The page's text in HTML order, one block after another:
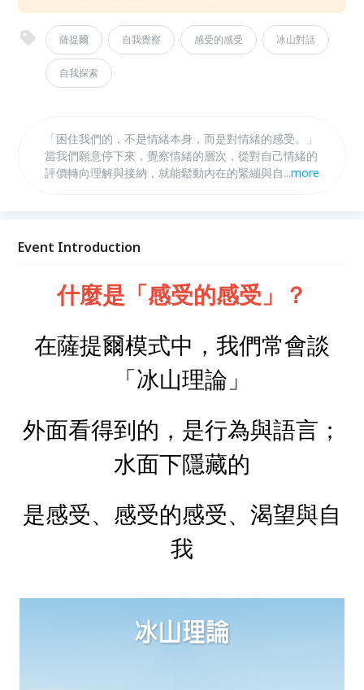
薩提爾 自我覺察 感受的感受 冰山對話
自我探索
「困住我們的，不是情緒本身，而是對情緒的感受。」
當我們願意停下來，覺察情緒的層次，從對自己情緒的
評價轉向理解與接納，就能鬆動內在的緊繃與自我批
的回應方式。
...more
Event Introduction
什麼是「感受的感受」？
在薩提爾模式中，我們常會談
「冰山理論」
外面看得到的，是行為與語言；
水面下隱藏的
是感受、感受的感受、渴望與自
我